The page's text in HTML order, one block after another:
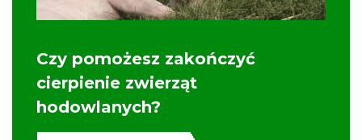
Czy pomożesz zakończyć
cierpienie zwierząt
hodowlanych?